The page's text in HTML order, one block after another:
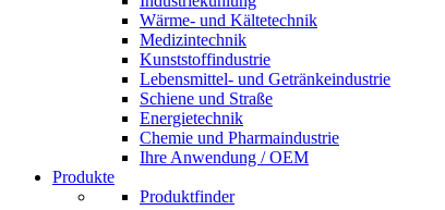
Wärme- und Kältetechnik
Medizintechnik
Kunststoffindustrie
Lebensmittel- und Getränkeindustrie
Schiene und Straße
Energietechnik
Chemie und Pharmaindustrie
Ihre Anwendung / OEM
Produkte
Produktfinder